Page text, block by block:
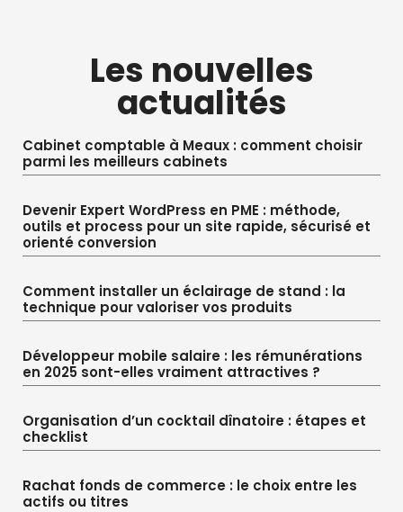
Les nouvelles
actualités
Cabinet comptable à Meaux : comment choisir
parmi les meilleurs cabinets
Devenir Expert WordPress en PME : méthode,
outils et process pour un site rapide, sécurisé et
orienté conversion
Comment installer un éclairage de stand : la
technique pour valoriser vos produits
Développeur mobile salaire : les rémunérations
en 2025 sont-elles vraiment attractives ?
Organisation d’un cocktail dînatoire : étapes et
checklist
Rachat fonds de commerce : le choix entre les
actifs ou titres